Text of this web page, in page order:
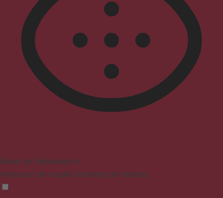
Modus für Sehbehinderte
Verbessert die visuelle Darstellung der Website